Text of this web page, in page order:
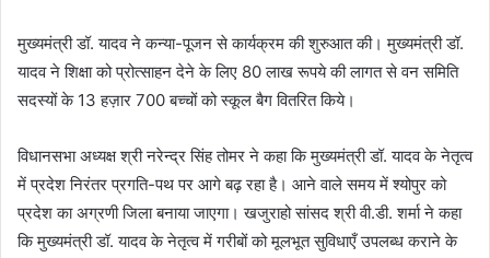
मुख्यमंत्री डॉ. यादव ने कन्या-पूजन से कार्यक्रम की शुरुआत की। मुख्यमंत्री डॉ.
यादव ने शिक्षा को प्रोत्साहन देने के लिए 80 लाख रूपये की लागत से वन समिति
सदस्यों के 13 हज़ार 700 बच्चों को स्कूल बैग वितरित किये।
विधानसभा अध्यक्ष श्री नरेन्द्र सिंह तोमर ने कहा कि मुख्यमंत्री डॉ. यादव के नेतृत्व
में प्रदेश निरंतर प्रगति-पथ पर आगे बढ़ रहा है। आने वाले समय में श्योपुर को
प्रदेश का अग्रणी जिला बनाया जाएगा। खजुराहो सांसद श्री वी.डी. शर्मा ने कहा
कि मुख्यमंत्री डॉ. यादव के नेतृत्व में गरीबों को मूलभूत सुविधाएँ उपलब्ध कराने के